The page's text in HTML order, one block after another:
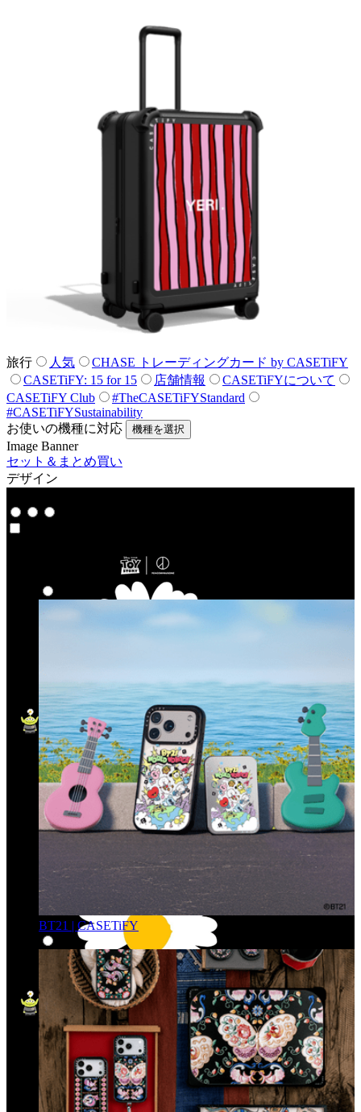
旅行 人気
CHASE トレーディングカード by CASETiFY
CASETiFY: 15 for 15
店舗情報
CASETiFYについて
CASETiFY Club
#TheCASETiFYStandard
#CASETiFYSustainability
お使いの機種に対応
機種を選択
Image Banner
セット＆まとめ買い
デザイン
BT21 | CASETiFY